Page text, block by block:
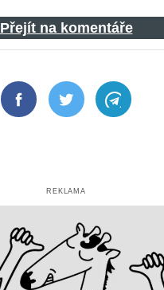
Přejít na komentáře
FacebookTwitter Telegram
REKLAMA